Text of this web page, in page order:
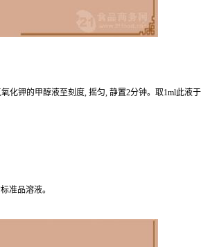
钾的甲醇液至刻度, 摇匀, 静置2分钟。取1ml此
准品溶液。